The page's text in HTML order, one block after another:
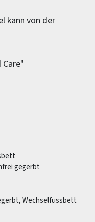
kann von der
gegerbt
Wechselfussbett